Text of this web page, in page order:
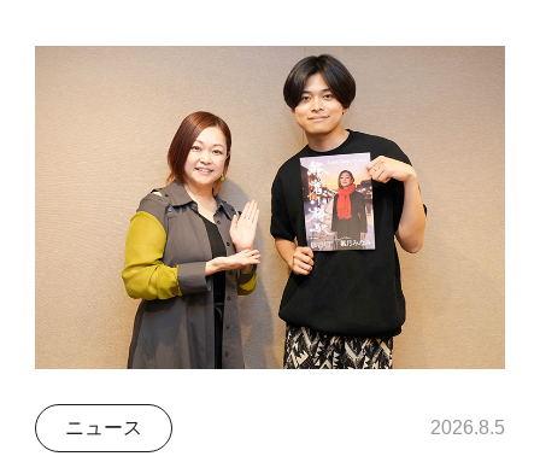
ニュース 2026.8.5